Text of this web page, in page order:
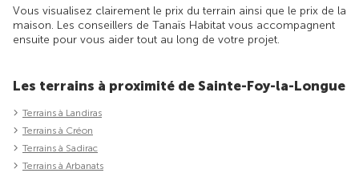
Vous visualisez clairement le prix du terrain ainsi que le prix de la
maison. Les conseillers de Tanaïs Habitat vous accompagnent
ensuite pour vous aider tout au long de votre projet.
Les terrains à proximité de Sainte-Foy-la-Longue
Terrains à Landiras
Terrains à Créon
Terrains à Sadirac
Terrains à Arbanats